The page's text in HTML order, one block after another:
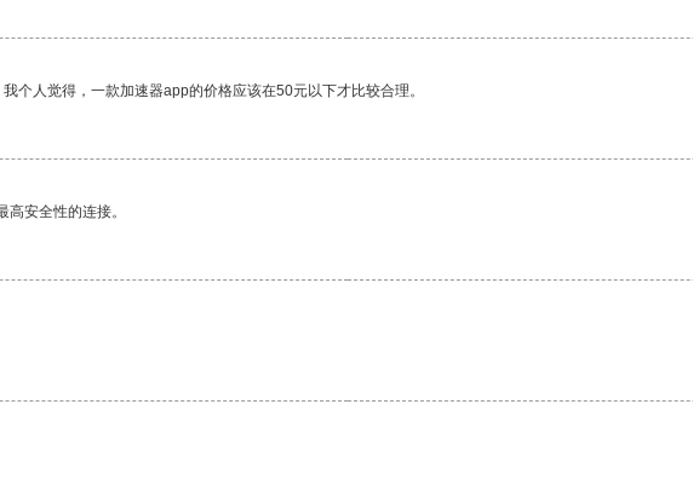
个人觉得，一款加速器app的价格应该在50元以下才比较合理。
安全性的连接。